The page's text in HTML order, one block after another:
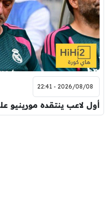
2026/08/08 - 22:41
أول لاعب ينتقده مورينيو